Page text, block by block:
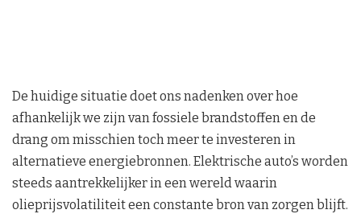
De huidige situatie doet ons nadenken over hoe
afhankelijk we zijn van fossiele brandstoffen en de
drang om misschien toch meer te investeren in
alternatieve energiebronnen. Elektrische auto’s worden
steeds aantrekkelijker in een wereld waarin
olieprijsvolatiliteit een constante bron van zorgen blijft.